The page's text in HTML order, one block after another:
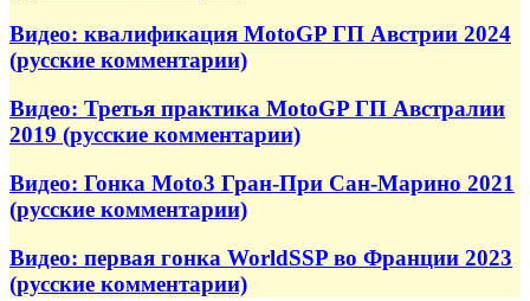
Видео: квалификация MotoGP ГП Австрии 2024
(русские комментарии)
Видео: Третья практика MotoGP ГП Австралии
2019 (русские комментарии)
Видео: Гонка Moto3 Гран-При Сан-Марино 2021
(русские комментарии)
Видео: первая гонка WorldSSP во Франции 2023
(русские комментарии)